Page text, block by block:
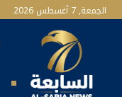
الجمعة, 7 أغسطس 2026